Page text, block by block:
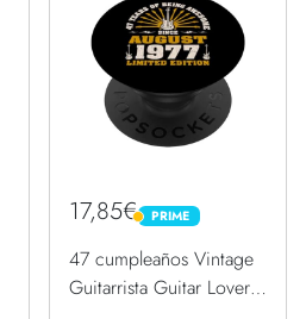
17,85€ PRIME
PRIME
47 cumpleaños Vintage
Guitarrista Guitar Lovers